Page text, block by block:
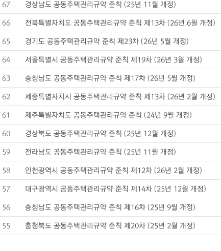
67 경상남도 공동주택관리규약 준칙 (25년 11월 개정)
66 전북특별자치도 공동주택관리규약 준칙 제13차 (26년 6월 개정)
65 경기도 공동주택관리규약 준칙 제23차 (26년 5월 개정)
64 서울특별시 공동주택관리규약 준칙 제19차 (26년 3월 개정)
63 충청남도 공동주택관리규약 준칙 제17차 (26년 5월 개정)
62 세종특별자치시 공동주택관리규약 준칙 제13차 (26년 2월 개정)
61 제주특별자치도 공동주택관리규약 준칙 (24년 9월 개정)
60 경상북도 공동주택관리규약 준칙 (25년 12월 개정)
59 전라남도 공동주택관리규약 준칙 (25년 11월 개정)
58 인천광역시 공동주택관리규약 준칙 제12차 (26년 2월 개정)
57 대구광역시 공동주택관리규약 준칙 제14차 (25년 12월 개정)
56 충청남도 공동주택관리규약 준칙 제16차 (25년 9월 개정)
55 충청북도 공동주택관리규약 준칙 제20차 (25년 2월 개정)